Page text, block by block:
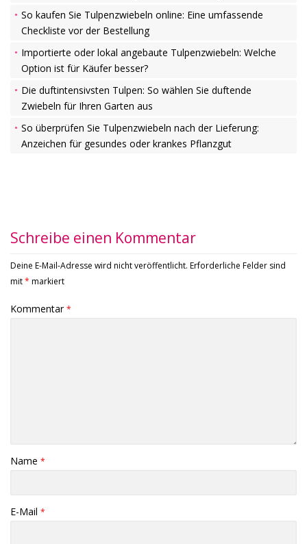
So kaufen Sie Tulpenzwiebeln online: Eine umfassende
Checkliste vor der Bestellung
Importierte oder lokal angebaute Tulpenzwiebeln: Welche
Option ist für Käufer besser?
Die duftintensivsten Tulpen: So wählen Sie duftende
Zwiebeln für Ihren Garten aus
So überprüfen Sie Tulpenzwiebeln nach der Lieferung:
Anzeichen für gesundes oder krankes Pflanzgut
Schreibe einen Kommentar
Deine E-Mail-Adresse wird nicht veröffentlicht. Erforderliche Felder sind
mit* markiert
Kommentar*
Name *
E-Mail *